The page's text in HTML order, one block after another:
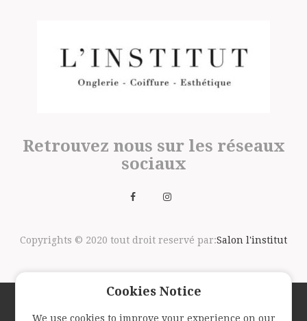
Retrouvez nous sur les réseaux
sociaux
Copyrights © 2020 tout droit reservé par:Salon l'institut
Cookies Notice
We use cookies to improve your experience on our